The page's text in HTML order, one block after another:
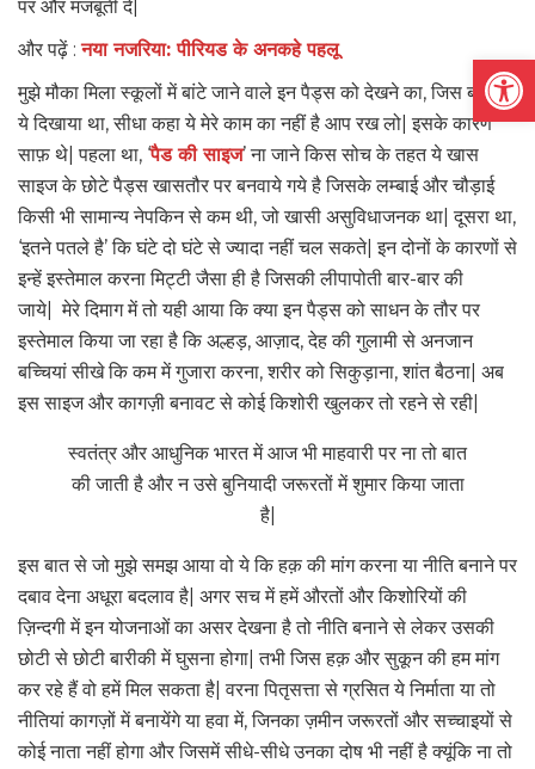
पर और मजबूती दे|
और पढ़ें :नया नजरिया: पीरियड के अनकहे पहलू
मुझे मौका मिला स्कूलों में बांटे जाने वाले इन पैड्स को देखने का, जिस बच्ची ने
ये दिखाया था, सीधा कहा ये मेरे काम का नहीं है आप रख लो| इसके कारण
साफ़ थे| पहला था, ‘पैड की साइज’ ना जाने किस सोच के तहत ये खास
साइज के छोटे पैड्स खासतौर पर बनवाये गये है जिसके लम्बाई और चौड़ाई
किसी भी सामान्य नेपकिन से कम थी, जो खासी असुविधाजनक था| दूसरा था,
‘इतने पतले है’ कि घंटे दो घंटे से ज्यादा नहीं चल सकते| इन दोनों के कारणों से
इन्हें इस्तेमाल करना मिट्टी जैसा ही है जिसकी लीपापोती बार-बार की
जाये| मेरे दिमाग में तो यही आया कि क्या इन पैड्स को साधन के तौर पर
इस्तेमाल किया जा रहा है कि अल्हड़, आज़ाद, देह की गुलामी से अनजान
बच्चियां सीखे कि कम में गुजारा करना, शरीर को सिकुड़ाना, शांत बैठना| अब
इस साइज और कागज़ी बनावट से कोई किशोरी खुलकर तो रहने से रही|
स्वतंत्र और आधुनिक भारत में आज भी माहवारी पर ना तो बात
की जाती है और न उसे बुनियादी जरूरतों में शुमार किया जाता
है|
इस बात से जो मुझे समझ आया वो ये कि हक़ की मांग करना या नीति बनाने पर
दबाव देना अधूरा बदलाव है| अगर सच में हमें औरतों और किशोरियों की
ज़िन्दगी में इन योजनाओं का असर देखना है तो नीति बनाने से लेकर उसकी
छोटी से छोटी बारीकी में घुसना होगा| तभी जिस हक़ और सुकून की हम मांग
कर रहे हैं वो हमें मिल सकता है| वरना पितृसत्ता से ग्रसित ये निर्माता या तो
नीतियां कागज़ों में बनायेंगे या हवा में, जिनका ज़मीन जरूरतों और सच्चाइयों से
कोई नाता नहीं होगा और जिसमें सीधे-सीधे उनका दोष भी नहीं है क्यूंकि ना तो